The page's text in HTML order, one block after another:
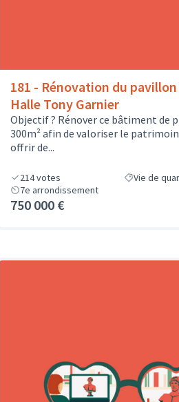
181 - Rénovation du pavillon
Halle Tony Garnier
Objectif ? Rénover ce bâtiment de
300m² afin de valoriser le
offrir de...
214votes
Vie de
7e arrondissement
750 000 €